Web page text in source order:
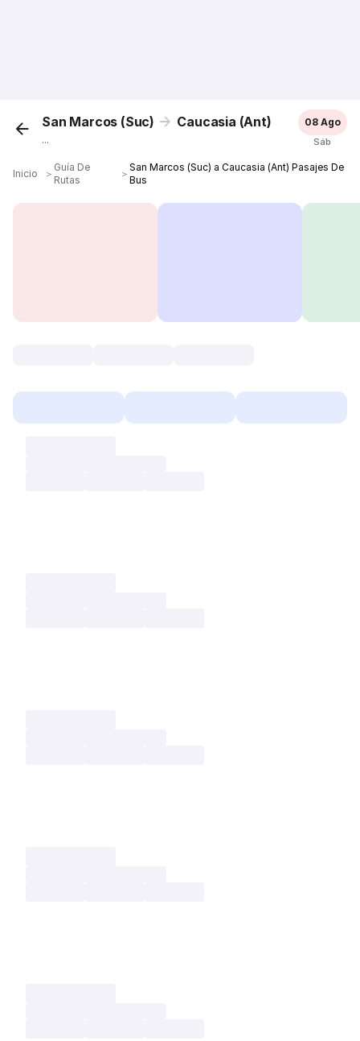
San Marcos (Suc) Caucasia (Ant)
...
08 Ago
Sáb
Inicio ＞
Guía De
Rutas
＞
San Marcos (Suc) a Caucasia (Ant) Pasajes De
Bus